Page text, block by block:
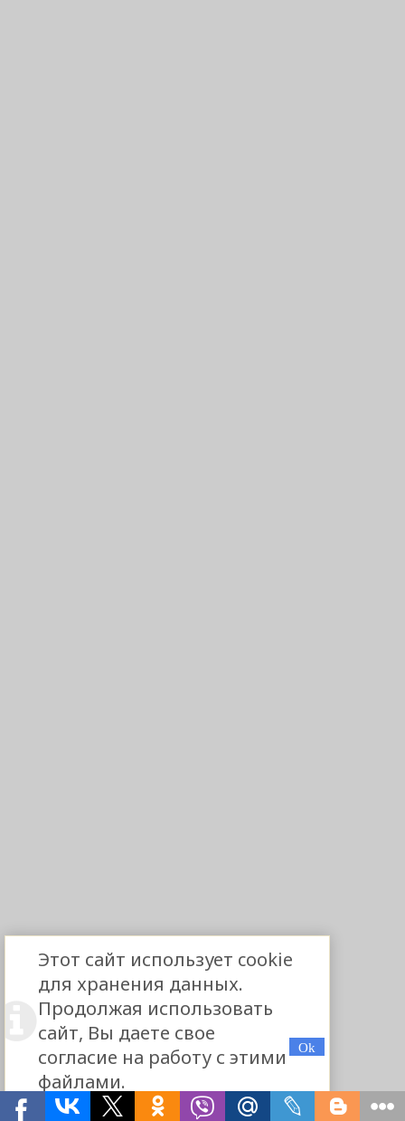
Этот сайт использует cookie
для хранения данных.
Продолжая использовать
сайт, Вы даете свое
согласие на работу с этими
файлами.